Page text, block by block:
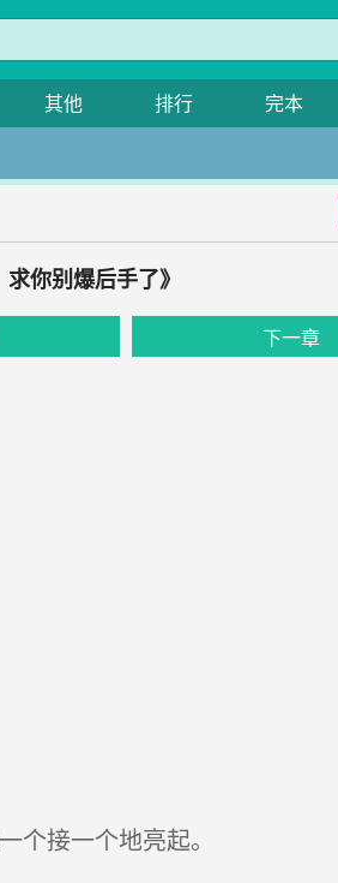
其他 排行 完本
你别爆后手了》
下一章
接一个地亮起。